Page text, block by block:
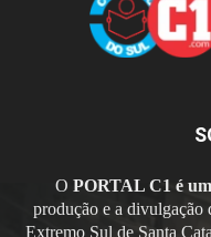
O PORTAL C1 é
produção e a divulgação
Extremo Sul de Santa